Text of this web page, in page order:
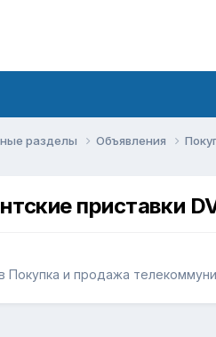
разделы Объявления
приставки
Покупка и продажа